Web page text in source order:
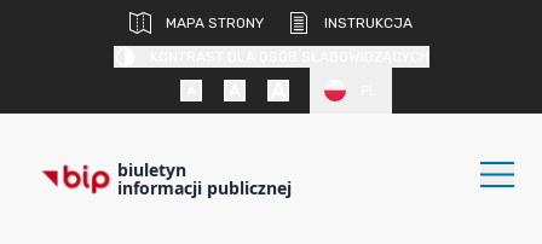
MAPA STRONY
INSTRUKCJA
biuletyn
informacji publicznej